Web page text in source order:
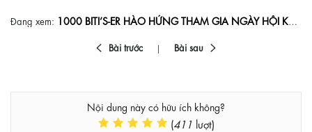
Đang xem: 1000 BITI’S-ER HÀO HỨNG THAM GIA NGÀY HỘI KHOẺ ĐỂ HẠNH PHÚC
Bài trước Bài sau
Nội dung này có hữu ích không?
(411 lượt)